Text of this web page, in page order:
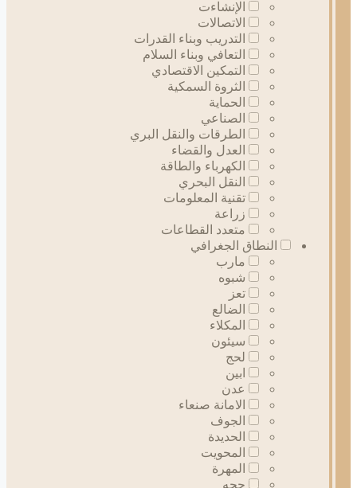
الإنشاءت
الاتصالات
التدريب وبناء القدرات
التعافي وبناء السلام
التمكين الاقتصادي
الثروة السمكية
الحماية
الصناعي
الطرقات والنقل البري
العدل والقضاء
الكهرباء والطاقة
النقل البحري
تقنية المعلومات
زراعة
متعدد القطاعات
النطاق الجغرافي
مارب
شبوه
تعز
الضالع
المكلاء
سيئون
لحج
ابين
عدن
الامانة صنعاء
الجوف
الحديدة
المحويت
المهرة
حجه